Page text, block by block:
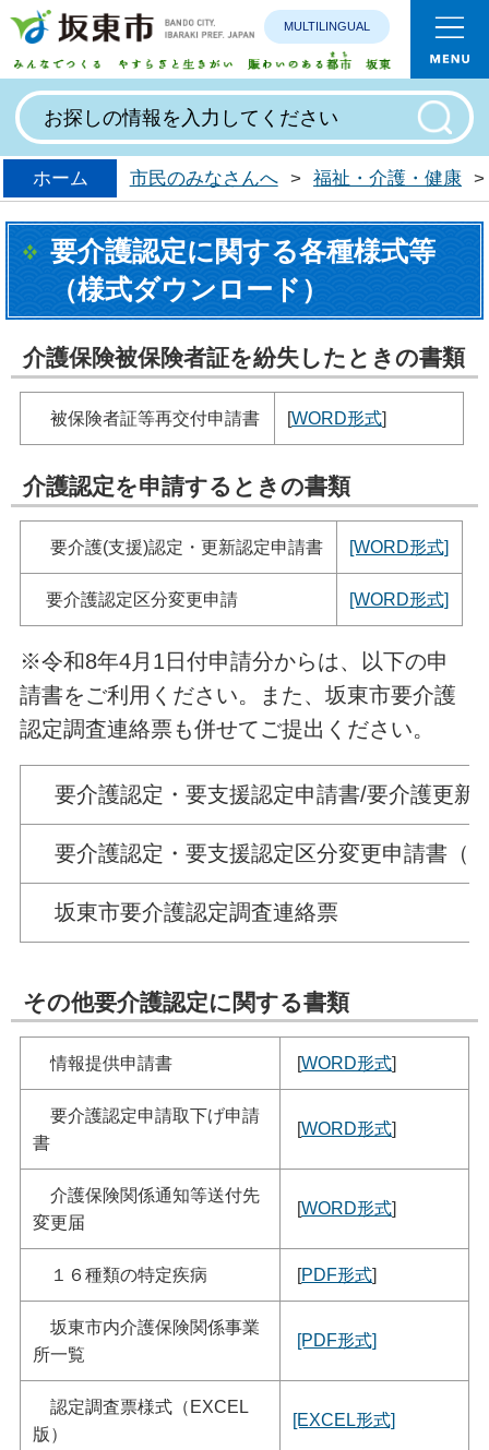
みんなで
MULTILINGUAL
ホーム 市民のみなさんへ > 福祉・介護・健康 >
要介護認定に関する各種様式等
（様式ダウンロード）
介護保険被保険者証を紛失したときの書類
被保険者証等再交付申請書 [WORD形式]
介護認定を申請するときの書類
要介護(支援)認定・更新認定申請書 [WORD形式]
要介護認定区分変更申請 [WORD形式]
※令和8年4月1日付申請分からは、以下の申
請書をご利用ください。また、坂東市要介護
認定調査連絡票も併せてご提出ください。
要介護認定・要支援認定申請書/要介護更新
要介護認定・要支援認定区分変更申請書（
坂東市要介護認定調査連絡票
その他要介護認定に関する書類
情報提供申請書 [WORD形式]
要介護認定申請取下げ申請
書
[WORD形式]
介護保険関係通知等送付先
変更届
[WORD形式]
１６種類の特定疾病 [PDF形式]
坂東市内介護保険関係事業
所一覧
[PDF形式]
認定調査票様式（EXCEL
版）
[EXCEL形式]